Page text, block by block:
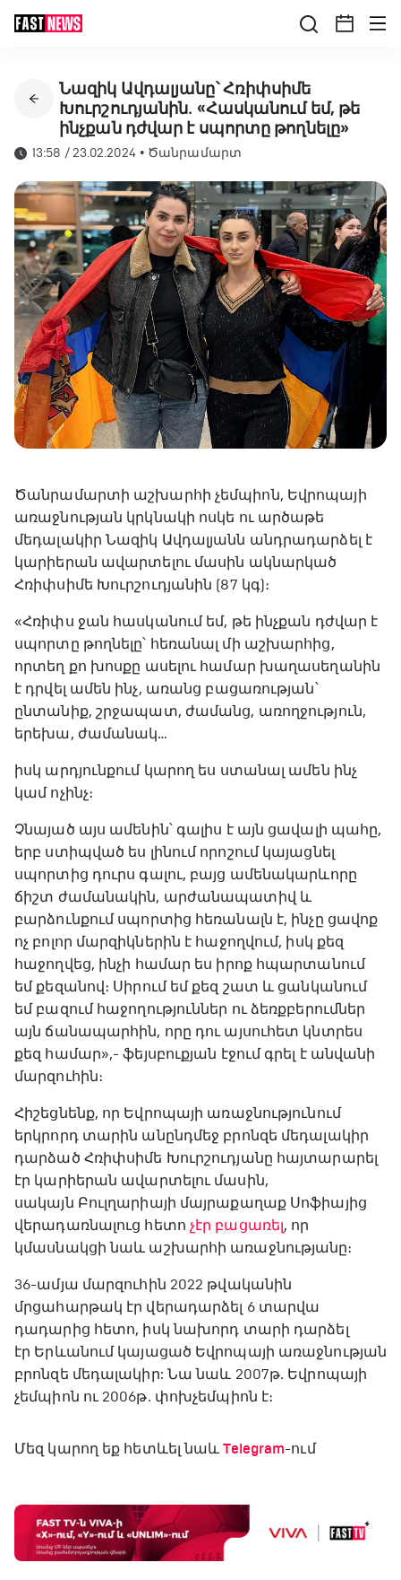
Նազիկ Ավդալյանը՝ Հռիփսիմե
Խուրշուդյանին․ «Հասկանում եմ, թե
ինչքան դժվար է սպորտը թողնելը»
13:58 / 23.02.2024 • Ծանրամարտ
Ծանրամարտի աշխարհի չեմպիոն, Եվրոպայի
առաջնության կրկնակի ոսկե ու արծաթե
մեդալակիր Նազիկ Ավդալյանն անդրադարձել է
կարիերան ավարտելու մասին ակնարկած
Հռիփսիմե Խուրշուդյանին (87 կգ)։
«Հռիփս ջան հասկանում եմ, թե ինչքան դժվար է
սպորտը թողնելը՝ հեռանալ մի աշխարհից,
որտեղ քո խոսքը ասելու համար խաղասեղանին
է դրվել ամեն ինչ, առանց բացառության՝
ընտանիք, շրջապատ, ժամանց, առողջություն,
երեխա, ժամանակ…
իսկ արդյունքում կարող ես ստանալ ամեն ինչ
կամ ոչինչ։
Չնայած այս ամենին՝ գալիս է այն ցավալի պահը,
երբ ստիպված ես լինում որոշում կայացնել
սպորտից դուրս գալու, բայց ամենակարևորը
ճիշտ ժամանակին, արժանապատիվ և
բարձունքում սպորտից հեռանալն է, ինչը ցավոք
ոչ բոլոր մարզիկներին է հաջողվում, իսկ քեզ
հաջողվեց, ինչի համար ես իրոք հպարտանում
եմ քեզանով։ Սիրում եմ քեզ շատ և ցանկանում
եմ բազում հաջողություններ ու ձեռքբերումներ
այն ճանապարհին, որը դու այսուհետ կնտրես
քեզ համար»,- ֆեյսբուքյան էջում գրել է անվանի
մարզուհին։
Հիշեցնենք, որ Եվրոպայի առաջնությունում
երկրորդ տարին անընդմեջ բրոնզե մեդալակիր
դարձած Հռիփսիմե Խուրշուդյանը հայտարարել
էր կարիերան ավարտելու մասին,
սակայն Բուլղարիայի մայրաքաղաք Սոֆիայից
վերադառնալուց հետո չէր բացառել, որ
կմասնակցի նաև աշխարհի առաջնությանը։
36-ամյա մարզուհին 2022 թվականին
մրցահարթակ էր վերադարձել 6 տարվա
դադարից հետո, իսկ նախորդ տարի դարձել
էր Երևանում կայացած Եվրոպայի առաջնության
բրոնզե մեդալակիր: Նա նաև 2007թ․ Եվրոպայի
չեմպիոն ու 2006թ․ փոխչեմպիոն է։
Մեզ կարող եք հետևել նաև Telegram-ում